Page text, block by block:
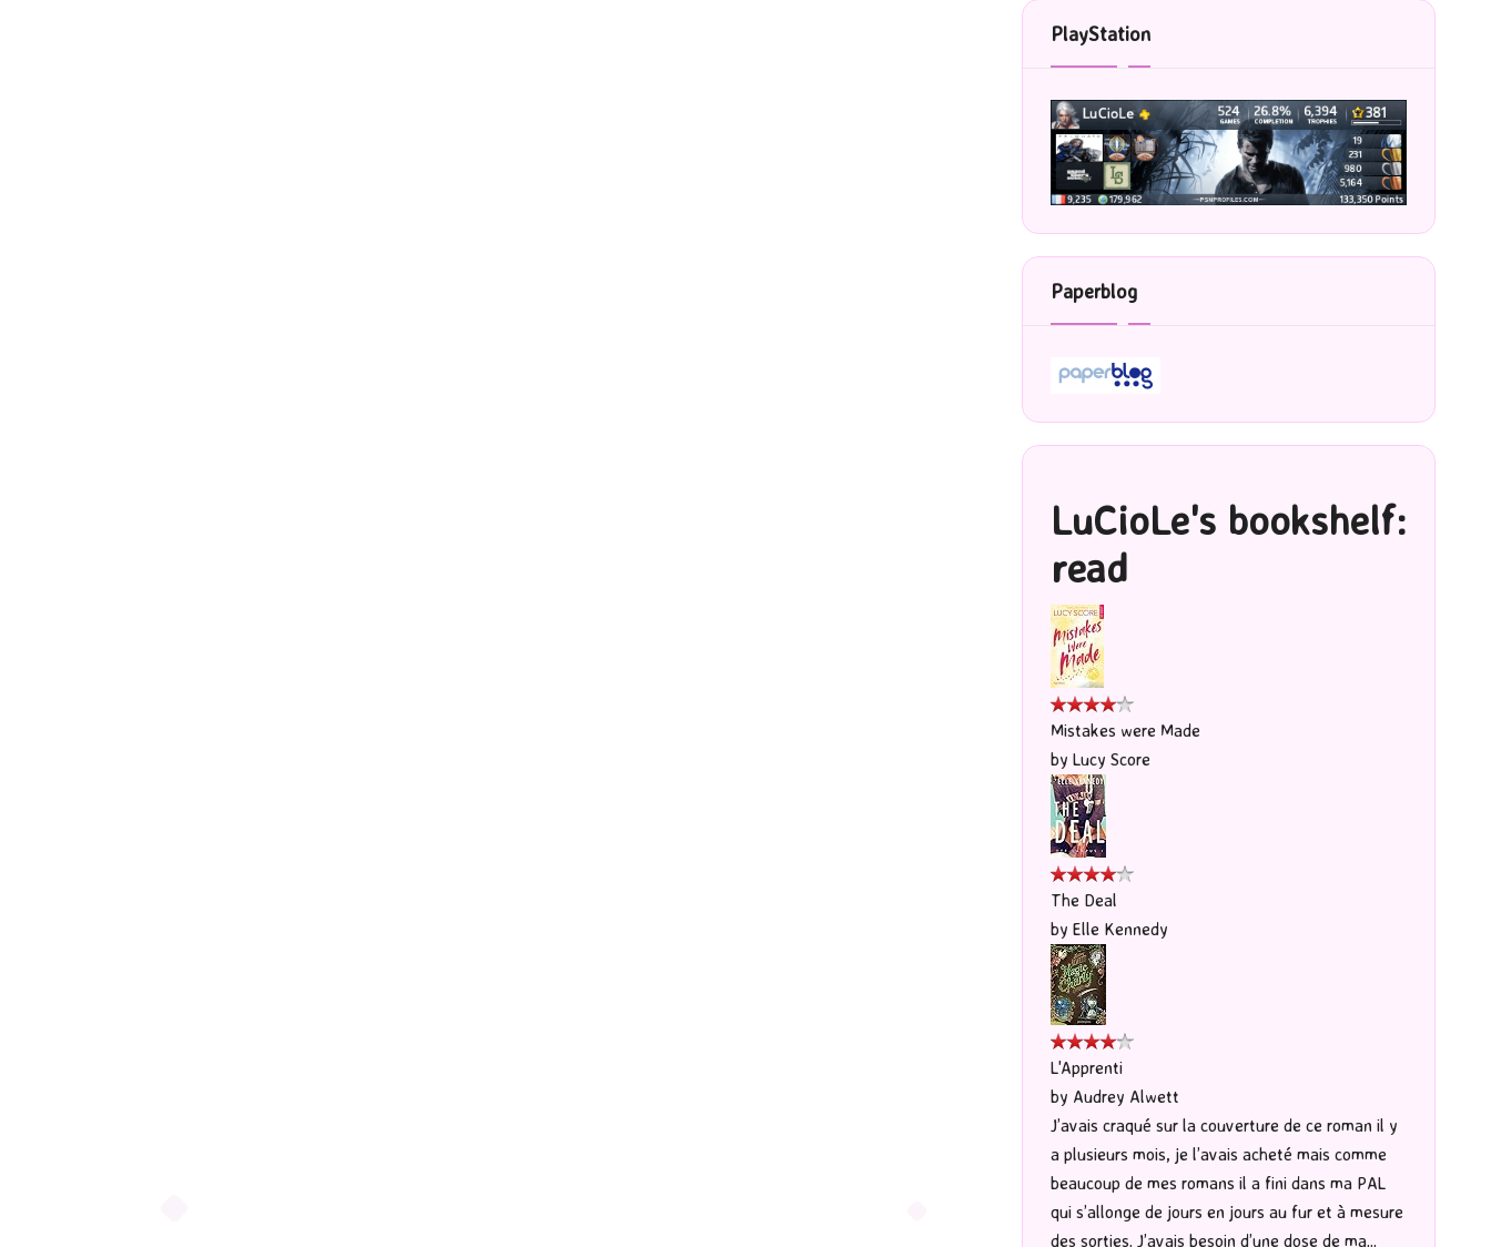
PlayStation
Paperblog
LuCioLe's bookshelf:
read
Mistakes were Made
by Lucy Score
The Deal
by Elle Kennedy
L'Apprenti
by Audrey Alwett
J’avais craqué sur la couverture de ce roman il y
a plusieurs mois, je l’avais acheté mais comme
beaucoup de mes romans il a fini dans ma PAL
qui s’allonge de jours en jours au fur et à mesure
des sorties. J’avais besoin d’une dose de ma...